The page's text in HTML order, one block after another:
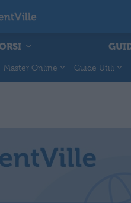
Master Online Guide Utili